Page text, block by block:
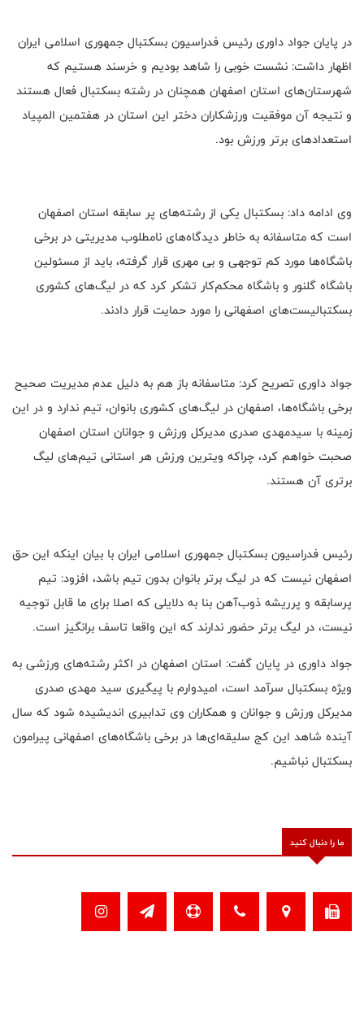
در پایان جواد داوری رئیس فدراسیون بسکتبال جمهوری اسلامی ایران
اظهار داشت: نشست خوبی را شاهد بودیم و خرسند هستیم که
شهرستان‌های استان اصفهان همچنان در رشته بسکتبال فعال هستند
و نتیجه آن موفقیت ورزشکاران دختر این استان در هفتمین المپیاد
استعدادهای برتر ورزش بود.
وی ادامه داد: بسکتبال یکی از رشته‌های پر سابقه استان اصفهان
است که متاسفانه به خاطر دیدگاه‌های نامطلوب مدیریتی در برخی
باشگاه‌ها مورد کم توجهی و بی مهری قرار گرفته، باید از مسئولین
باشگاه گلنور و باشگاه محکم‌کار تشکر کرد که در لیگ‌های کشوری
بسکتبالیست‌های اصفهانی را مورد حمایت قرار دادند.
جواد داوری تصریح کرد: متاسفانه باز هم به دلیل عدم مدیریت صحیح
برخی باشگاه‌ها، اصفهان در لیگ‌های کشوری بانوان، تیم ندارد و در این
زمینه با سیدمهدی صدری مدیرکل ورزش و جوانان استان اصفهان
صحبت خواهم کرد، چراکه ویترین ورزش هر استانی تیم‌های لیگ
برتری آن هستند.
رئیس فدراسیون بسکتبال جمهوری اسلامی ایران با بیان اینکه این حق
اصفهان نیست که در لیگ برتر بانوان بدون تیم باشد، افزود: تیم
پرسابقه و پرریشه ذوب‌آهن بنا به دلایلی که اصلا برای ما قابل توجیه
نیست، در لیگ برتر حضور ندارند که این واقعا تاسف برانگیز است.
جواد داوری در پایان گفت: استان اصفهان در اکثر رشته‌های ورزشی به
ویژه بسکتبال سرآمد است، امیدوارم با پیگیری سید مهدی صدری
مدیرکل ورزش و جوانان و همکاران وی تدابیری اندیشیده شود که سال
آینده شاهد این کج سلیقه‌ای‌ها در برخی باشگاه‌های اصفهانی پیرامون
بسکتبال نباشیم.
ما را دنبال کنید